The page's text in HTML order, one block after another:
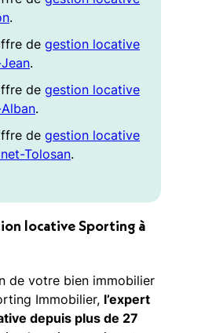
.
de gestion locative
.
de gestion locative
.
de gestion locative
Tolosan.
locative Sporting à
de votre bien immobilier
Immobilier, l’expert
depuis plus de 27